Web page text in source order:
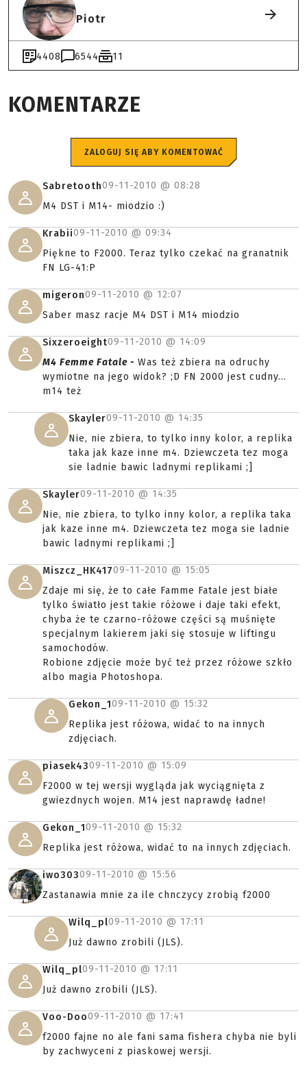
Piotr
4408 6544 11
KOMENTARZE
ZALOGUJ SIĘ ABY KOMENTOWAĆ
Sabretooth09-11-2010 @ 08:28
M4 DST i M14- miodzio :)
Krabii09-11-2010 @ 09:34
Piękne to F2000. Teraz tylko czekać na granatnik
FN LG-41:P
migeron09-11-2010 @ 12:07
Saber masz racje M4 DST i M14 miodzio
Sixzeroeight09-11-2010 @ 14:09
M4 Femme Fatale - Was też zbiera na odruchy
wymiotne na jego widok? ;D FN 2000 jest cudny...
m14 też
Skayler09-11-2010 @ 14:35
Nie, nie zbiera, to tylko inny kolor, a replika
taka jak kaze inne m4. Dziewczeta tez moga
sie ladnie bawic ladnymi replikami ;]
Skayler09-11-2010 @ 14:35
Nie, nie zbiera, to tylko inny kolor, a replika taka
jak kaze inne m4. Dziewczeta tez moga sie ladnie
bawic ladnymi replikami ;]
Miszcz_HK41709-11-2010 @ 15:05
Zdaje mi się, że to całe Famme Fatale jest białe
tylko światło jest takie różowe i daje taki efekt,
chyba że te czarno-różowe części są muśnięte
specjalnym lakierem jaki się stosuje w liftingu
samochodów.
Robione zdjęcie może być też przez różowe szkło
albo magia Photoshopa.
Gekon_109-11-2010 @ 15:32
Replika jest różowa, widać to na innych
zdjęciach.
piasek4309-11-2010 @ 15:09
F2000 w tej wersji wygląda jak wyciągnięta z
gwiezdnych wojen. M14 jest naprawdę ładne!
Gekon_109-11-2010 @ 15:32
Replika jest różowa, widać to na innych zdjęciach.
iwo30309-11-2010 @ 15:56
Zastanawia mnie za ile chnczycy zrobią f2000
Wilq_pl09-11-2010 @ 17:11
Już dawno zrobili (JLS).
Wilq_pl09-11-2010 @ 17:11
Już dawno zrobili (JLS).
Voo-Doo09-11-2010 @ 17:41
f2000 fajne no ale fani sama fishera chyba nie byli
by zachwyceni z piaskowej wersji.